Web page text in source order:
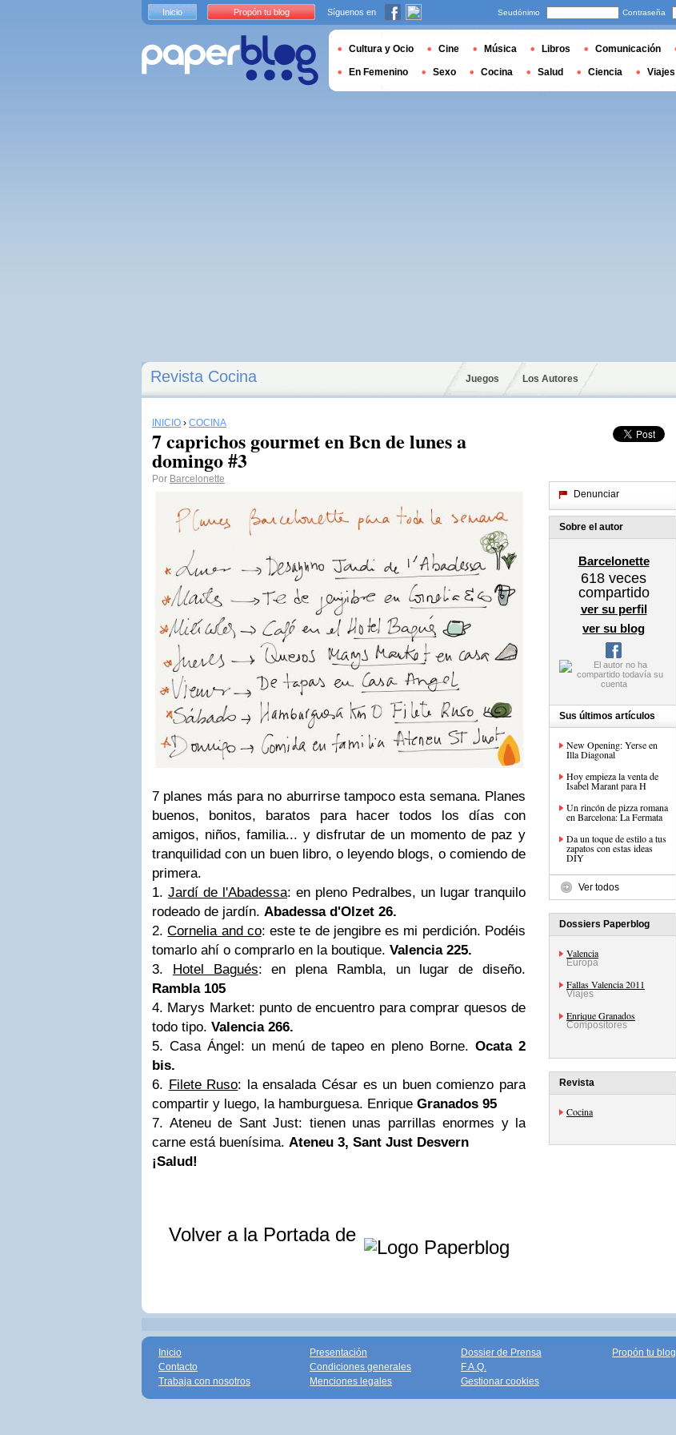
Revista Cocina Juegos Los Autores
INICIO › COCINA
7 caprichos gourmet en Bcn de lunes a
domingo #3
Por Barcelonette
7 planes más para no aburrirse tampoco esta semana. Planes
buenos, bonitos, baratos para hacer todos los días con
amigos, niños, familia... y disfrutar de un momento de paz y
tranquilidad con un buen libro, o leyendo blogs, o comiendo de
primera.
1. Jardí de l'Abadessa: en pleno Pedralbes, un lugar tranquilo
rodeado de jardín. Abadessa d'Olzet 26.
2.Cornelia and co: este te de jengibre es mi perdición. Podéis
tomarlo ahí o comprarlo en la boutique. Valencia225.
3. Hotel Bagués: en plena Rambla, un lugar de diseño.
Rambla 105
4. Marys Market: punto de encuentro para comprar quesos de
todo tipo. Valencia 266.
5. Casa Ángel: un menú de tapeo en pleno Borne.Ocata 2
bis.
6. Filete Ruso: la ensalada César es un buen comienzo para
compartir y luego, la hamburguesa. Enrique Granados 95
7. Ateneu de Sant Just: tienen unas parrillas enormes y la
carne está buenísima. Ateneu 3, Sant Just Desvern
¡Salud!
Volver a la Portada de
Denunciar
Sobre el autor
Barcelonette
618 veces
compartido
ver su perfil
ver su blog
Sus últimos artículos
New Opening: Yerse en
Illa Diagonal
Hoy empieza la venta de
Isabel Marant para H
Un rincón de pizza romana
en Barcelona: La Fermata
Da un toque de estilo a tus
zapatos con estas ideas
DIY
Ver todos
Dossiers Paperblog
Valencia
Europa
Fallas Valencia 2011
Viajes
Enrique Granados
Compositores
Revista
Cocina
Inicio Propón tu blog Síguenos en Seudónimo Contraseña
Cultura y Ocio Cine Música Libros Comunicación
En Femenino Sexo Cocina Salud Ciencia Viajes
Inicio
Contacto
Trabaja con nosotros
Presentación
Condiciones generales
Menciones legales
Dossier de Prensa
F.A.Q.
Gestionar cookies
Propón tu blog